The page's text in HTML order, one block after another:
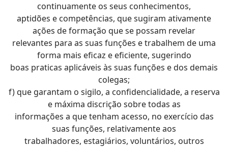
continuamente os seus conhecimentos,
aptidões e competências, que sugiram ativamente
ações de formação que se possam revelar
relevantes para as suas funções e trabalhem de uma
forma mais eficaz e eficiente, sugerindo
boas praticas aplicáveis às suas funções e dos demais
colegas;
f) que garantam o sigilo, a confidencialidade, a reserva
e máxima discrição sobre todas as
informações a que tenham acesso, no exercício das
suas funções, relativamente aos
trabalhadores, estagiários, voluntários, outros